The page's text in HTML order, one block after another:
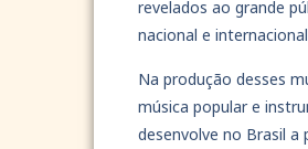
revelados ao grande
nacional e
Na produção desses
música popular e
desenvolve no Brasil a